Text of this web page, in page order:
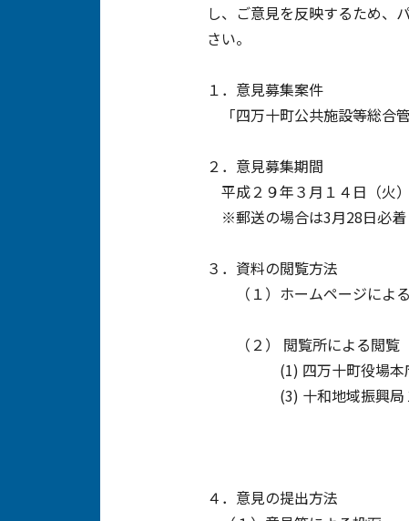
し、ご意見を反映するため、
さい。
１．意見募集案件
「四万十町公共施設等総合
２．意見募集期間
平成２９年３月１４日（火
※郵送の場合は3月28日必着
３．資料の閲覧方法
（１）ホームページによ
（２） 閲覧所による閲覧
(1) 四万十町役場本庁舎
(3) 十和地域振興局１
４．意見の提出方法